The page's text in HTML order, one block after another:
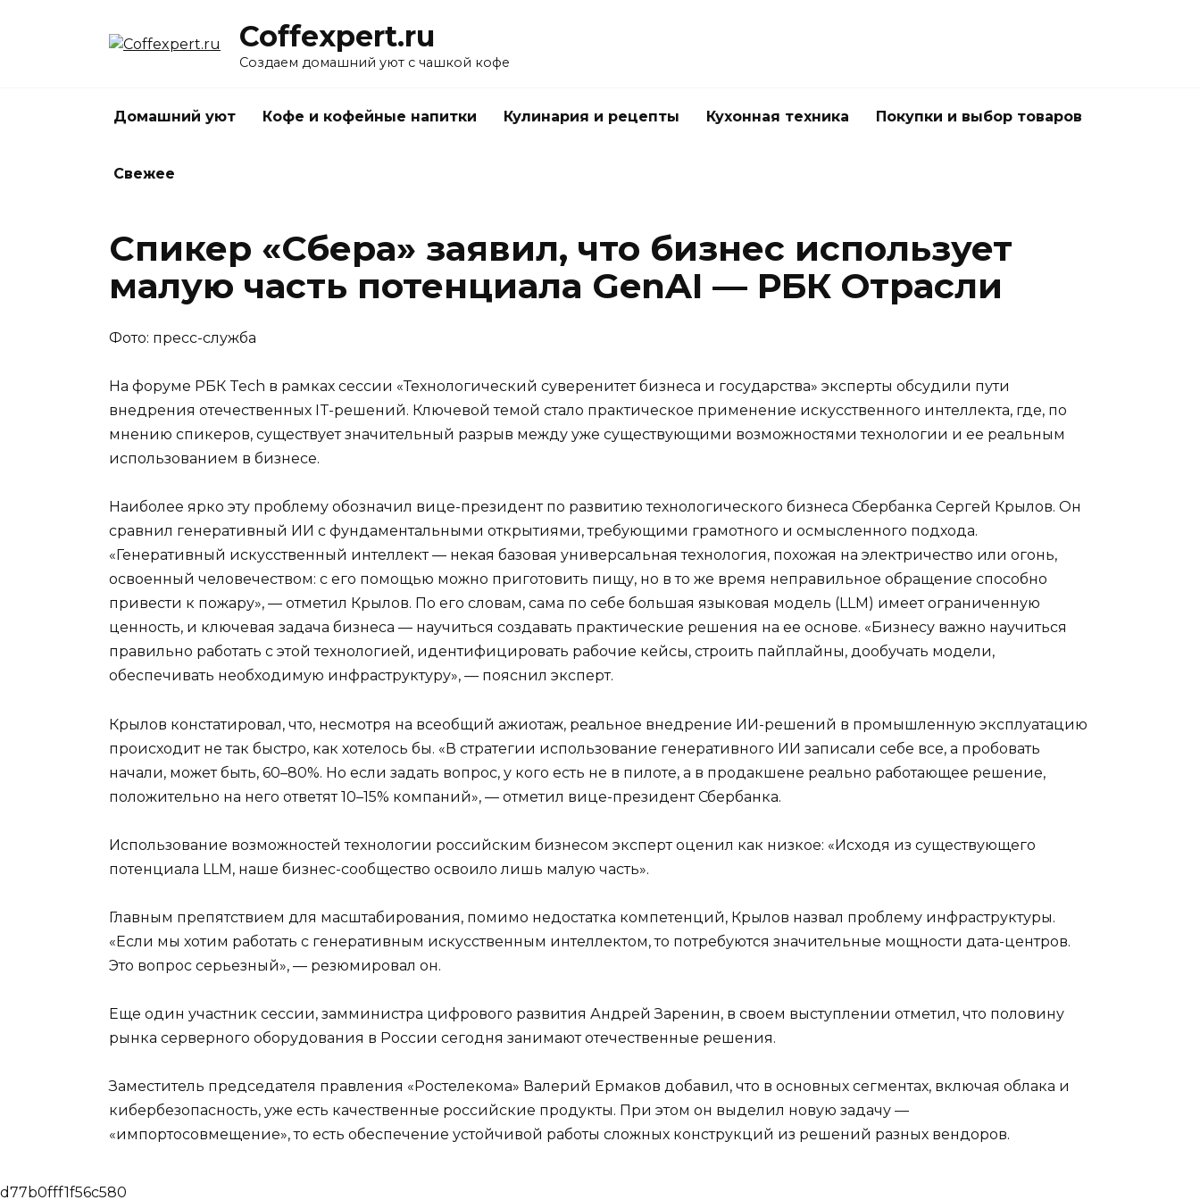
Coffexpert.ru
Создаем домашний уют с чашкой кофе
Домашний уют Кофе и кофейные напитки Кулинария и рецепты Кухонная техника Покупки и выбор товаров
Свежее
Спикер «Сбера» заявил, что бизнес использует
малую часть потенциала GenAI — РБК Отрасли
Фото: пресс-служба
На форуме РБК Tech в рамках сессии «Технологический суверенитет бизнеса и государства» эксперты обсудили пути
внедрения отечественных IT-решений. Ключевой темой стало практическое применение искусственного интеллекта, где, по
мнению спикеров, существует значительный разрыв между уже существующими возможностями технологии и ее реальным
использованием в бизнесе.
Наиболее ярко эту проблему обозначил вице-президент по развитию технологического бизнеса Сбербанка Сергей Крылов. Он
сравнил генеративный ИИ с фундаментальными открытиями, требующими грамотного и осмысленного подхода.
«Генеративный искусственный интеллект — некая базовая универсальная технология, похожая на электричество или огонь,
освоенный человечеством: с его помощью можно приготовить пищу, но в то же время неправильное обращение способно
привести к пожару», — отметил Крылов. По его словам, сама по себе большая языковая модель (LLM) имеет ограниченную
ценность, и ключевая задача бизнеса — научиться создавать практические решения на ее основе. «Бизнесу важно научиться
правильно работать с этой технологией, идентифицировать рабочие кейсы, строить пайплайны, дообучать модели,
обеспечивать необходимую инфраструктуру», — пояснил эксперт.
Крылов констатировал, что, несмотря на всеобщий ажиотаж, реальное внедрение ИИ-решений в промышленную эксплуатацию
происходит не так быстро, как хотелось бы. «В стратегии использование генеративного ИИ записали себе все, а пробовать
начали, может быть, 60–80%. Но если задать вопрос, у кого есть не в пилоте, а в продакшене реально работающее решение,
положительно на него ответят 10–15% компаний», — отметил вице-президент Сбербанка.
Использование возможностей технологии российским бизнесом эксперт оценил как низкое: «Исходя из существующего
потенциала LLM, наше бизнес-сообщество освоило лишь малую часть».
Главным препятствием для масштабирования, помимо недостатка компетенций, Крылов назвал проблему инфраструктуры.
«Если мы хотим работать с генеративным искусственным интеллектом, то потребуются значительные мощности дата-центров.
Это вопрос серьезный», — резюмировал он.
Еще один участник сессии, замминистра цифрового развития Андрей Заренин, в своем выступлении отметил, что половину
рынка серверного оборудования в России сегодня занимают отечественные решения.
Заместитель председателя правления «Ростелекома» Валерий Ермаков добавил, что в основных сегментах, включая облака и
кибербезопасность, уже есть качественные российские продукты. При этом он выделил новую задачу —
«импортосовмещение», то есть обеспечение устойчивой работы сложных конструкций из решений разных вендоров.
d77b0fff1f56c580